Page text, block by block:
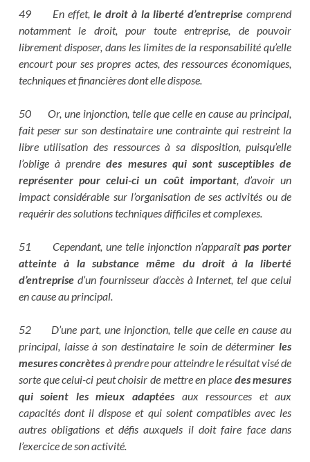
49 En effet, le droit à la liberté d’entreprisecomprend
notamment le droit, pour toute entreprise, de pouvoir
librement disposer, dans les limites de la responsabilité qu’elle
encourt pour ses propres actes, des ressources économiques,
techniques et financières dont elle dispose.
50 Or, une injonction, telle que celle en cause au principal,
fait peser sur son destinataire une contrainte qui restreint la
libre utilisation des ressources à sa disposition, puisqu’elle
l’oblige à prendredes mesures qui sont susceptibles de
représenter pour celui-ci un coût important, d’avoir un
impact considérable sur l’organisation de ses activités ou de
requérir des solutions techniques difficiles et complexes.
51 Cependant, une telle injonction n’apparaîtpas porter
atteinte à la substance même du droit à la liberté
d’entreprised’un fournisseur d’accès à Internet, tel que celui
en cause au principal.
52 D’une part, une injonction, telle que celle en cause au
principal, laisse à son destinataire le soin de déterminerles
mesures concrètesà prendre pour atteindre le résultat visé de
sorte que celui-ci peut choisir de mettre en place des mesures
qui soient les mieux adaptées aux ressources et aux
capacités dont il dispose et qui soient compatibles avec les
autres obligations et défis auxquels il doit faire face dans
l’exercice de son activité.